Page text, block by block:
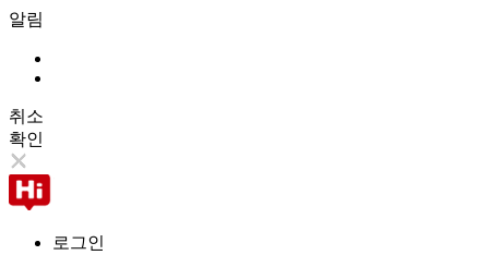
알림
취소
확인
로그인